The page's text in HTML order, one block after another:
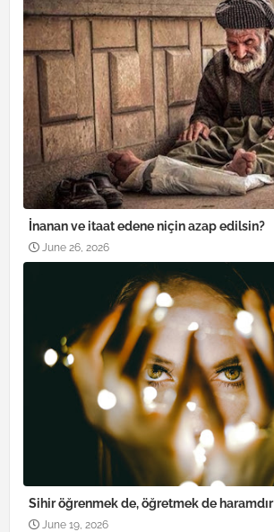
İnanan ve itaat edene niçin azap edilsin?
June 26, 2026
Sihir öğrenmek de, öğretmek de haramdır
June 19, 2026